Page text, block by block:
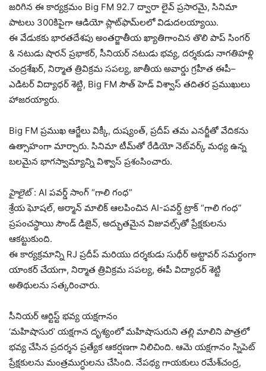
జరిగిన ఈ కార్యక్రమం Big FM 92.7 ద్వారా లైవ్ ప్రసారమై, సినిమా
పాటలు 300కిపైగా ఆడియో ప్లాట్‌ఫామ్‌లలో విడుదలయ్యాయి.
ఈ వేడుకకు భారతదేశపు అంతర్జాతీయ ఖ్యాతిగాంచిన తొలి పాప్ సింగర్
& నటుడు షారన్ ప్రభాకర్, సీనియర్ నటుడు భవ్య, దర్శకుడు నాగతిహళ్లి
చంద్రశేఖర్, నిర్మాత త్రివిక్రమ సపల్య, జాతీయ అవార్డు గ్రహీత ఈపీ–
ఎడిటర్ విద్యాధర్ శెట్టి, Big FM సౌత్ హెడ్ విశ్వాస్ తదితర ప్రముఖులు
హాజరయ్యారు.
Big FM ప్రముఖ ఆర్జేలు విక్కీ, దుష్యంత్, ప్రదీప్ తమ ఎనర్జీతో వేదికను
ఉత్సాహంగా మార్చారు. సినిమా టీమ్‌తో రేడియో నెట్‌వర్క్ మధ్య ఉన్న
బలమైన భాగస్వామ్యాన్ని విశ్వాస్ ప్రశంసించారు.
హైలైట్: AI పవర్డ్ సాంగ్ “గాలి గంధ”
శ్రేయ ఘోషల్, అర్మాన్ మాలిక్ ఆలపించిన AI-పవర్డ్ ట్రాక్ “గాలి గంధ”
ప్రపంచస్థాయి సౌండ్ డిజైన్, అద్భుతమైన విజువల్స్‌తో ప్రేక్షకులను
ఆకట్టుకుంది.
ఈ కార్యక్రమాన్ని RJ ప్రదీప్ మరియు దర్శకుడు సుధీర్ అట్టావర్ సమర్థంగా
యాంకర్ చేయగా, నిర్మాత త్రివిక్రమ సపల్య, ఈపీ విద్యాధర్ శెట్టి
అతిథులను సత్కరించారు.
సీనియర్ ఆర్టిస్ట్ భవ్య యక్షగానం
‘మహిషాసుర’ యక్షగాన దృశ్యంలో మహిషాసురుని తల్లి మాలిని పాత్రలో
భవ్య చేసిన ప్రదర్శన ప్రత్యేక ఆకర్షణగా నిలిచింది. ఆమె యక్షగానం స్నిపెట్
ప్రేక్షకులను మంత్రముగ్ధులను చేసింది. నేపథ్య గాయకులు రమేశ్‌చంద్ర,